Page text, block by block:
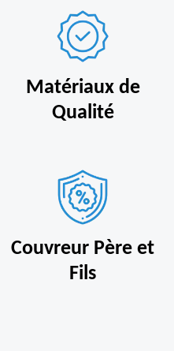
Matériaux de
Qualité
Couvreur Père et
Fils